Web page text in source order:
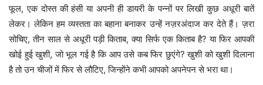
फूल, एक दोस्त की हंसी या अपनी ही डायरी के पन्नों पर लिखी कुछ अधूरी बातें
लेकर। लेकिन हम व्यस्तता का बहाना बनाकर उन्हें नज़रअंदाज कर देते हैं। ज़रा
सोचिए, तीन साल से अधूरी पड़ी किताब, क्या सिर्फ एक किताब है? या फिर आपकी
खोई हुई खुशी, जो भूल गई है कि आप उसे कब फिर छुएंगे? खुशी को खुशी दिलाना
है तो उन चीजों में फिर से लौटिए, जिन्होंने कभी आपको अपनेपन से भरा था।